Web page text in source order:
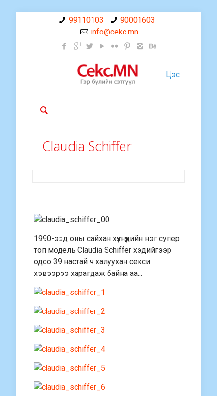
99110103
90001603
info@cekc.mn
Цэс
Claudia Schiffer
1990-ээд оны сайхан хүүхнүүдийн нэг супер
топ модель Claudia Schiffer хэдийгээр
одоо 39 настай ч халуухан секси
хэвээрээ харагдаж байна аа…